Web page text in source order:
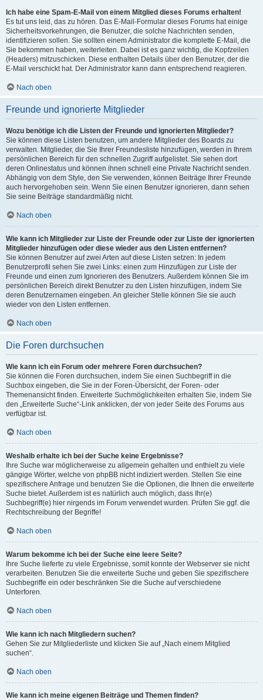
Ich habe eine Spam-E-Mail von einem Mitglied dieses Forums erhalten!
Es tut uns leid, das zu hören. Das E-Mail-Formular dieses Forums hat einige
Sicherheitsvorkehrungen, die Benutzer, die solche Nachrichten senden,
identifizieren sollen. Sie sollten einem Administrator die komplette E-Mail, die
Sie bekommen haben, weiterleiten. Dabei ist es ganz wichtig, die Kopfzeilen
(Headers) mitzuschicken. Diese enthalten Details über den Benutzer, der die
E-Mail verschickt hat. Der Administrator kann dann entsprechend reagieren.
Nach oben
Freunde und ignorierte Mitglieder
Wozu benötige ich die Listen der Freunde und ignorierten Mitglieder?
Sie können diese Listen benutzen, um andere Mitglieder des Boards zu
verwalten. Mitglieder, die Sie Ihrer Freundesliste hinzufügen, werden in Ihrem
persönlichen Bereich für den schnellen Zugriff aufgelistet. Sie sehen dort
deren Onlinestatus und können ihnen schnell eine Private Nachricht senden.
Abhängig von dem Style, den Sie verwenden, können Beiträge Ihrer Freunde
auch hervorgehoben sein. Wenn Sie einen Benutzer ignorieren, dann sehen
Sie seine Beiträge standardmäßig nicht.
Nach oben
Wie kann ich Mitglieder zur Liste der Freunde oder zur Liste der ignorierten
Mitglieder hinzufügen oder diese wieder aus den Listen entfernen?
Sie können Benutzer auf zwei Arten auf diese Listen setzen: In jedem
Benutzerprofil sehen Sie zwei Links: einen zum Hinzufügen zur Liste der
Freunde und einen zum Ignorieren des Benutzers. Außerdem können Sie im
persönlichen Bereich direkt Benutzer zu den Listen hinzufügen, indem Sie
deren Benutzernamen eingeben. An gleicher Stelle können Sie sie auch
wieder von den Listen entfernen.
Nach oben
Die Foren durchsuchen
Wie kann ich ein Forum oder mehrere Foren durchsuchen?
Sie können die Foren durchsuchen, indem Sie einen Suchbegriff in die
Suchbox eingeben, die Sie in der Foren-Übersicht, der Foren- oder
Themenansicht finden. Erweiterte Suchmöglichkeiten erhalten Sie, indem Sie
den „Erweiterte Suche“-Link anklicken, der von jeder Seite des Forums aus
verfügbar ist.
Nach oben
Weshalb erhalte ich bei der Suche keine Ergebnisse?
Ihre Suche war möglicherweise zu allgemein gehalten und enthielt zu viele
gängige Wörter, welche von phpBB nicht indiziert werden. Stellen Sie eine
spezifischere Anfrage und benutzen Sie die Optionen, die Ihnen die erweiterte
Suche bietet. Außerdem ist es natürlich auch möglich, dass Ihr(e)
Suchbegriff(e) hier nirgends im Forum verwendet wurden. Prüfen Sie ggf. die
Rechtschreibung der Begriffe!
Nach oben
Warum bekomme ich bei der Suche eine leere Seite?
Ihre Suche lieferte zu viele Ergebnisse, somit konnte der Webserver sie nicht
verarbeiten. Benutzen Sie die erweiterte Suche und geben Sie spezifischere
Suchbegriffe ein oder beschränken Sie die Suche auf verschiedene
Unterforen.
Nach oben
Wie kann ich nach Mitgliedern suchen?
Gehen Sie zur Mitgliederliste und klicken Sie auf „Nach einem Mitglied
suchen“.
Nach oben
Wie kann ich meine eigenen Beiträge und Themen finden?